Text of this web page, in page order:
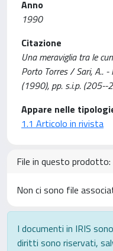
Anno
1990
Citazione
Una meraviglia tra le
Porto Torres / Sari, A.. -
(1990), pp. s.i.p. (205--
Appare nelle
1.1 Articolo in rivista
File in questo prodotto:
Non ci sono file
I documenti in IRIS
diritti sono riservati,